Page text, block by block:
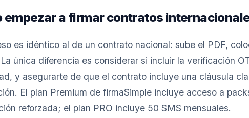
empezar a firmar contratos
es idéntico al de un contrato nacional: sube el PDF,
única diferencia es considerar si incluir la verificación
y asegurarte de que el contrato incluye una cláusula
El plan Premium de firmaSimple incluye acceso a
reforzada; el plan PRO incluye 50 SMS mensuales.